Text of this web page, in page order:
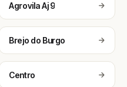
Agrovila Aj 9
Brejo do Burgo
Centro